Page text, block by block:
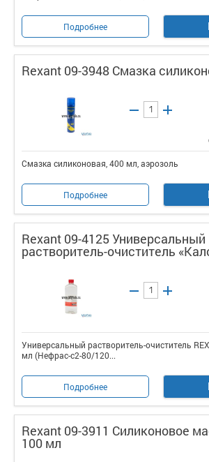
Подробнее
Rexant 09-3948 Смазка
Смазка силиконовая, 400 мл, аэрозоль
Подробнее
Rexant 09-4125 Универсальный
растворитель-очиститель
Универсальный растворитель-очиститель
мл (Нефрас-с2-80/120...
Подробнее
Rexant 09-3911 Силиконовое
100 мл